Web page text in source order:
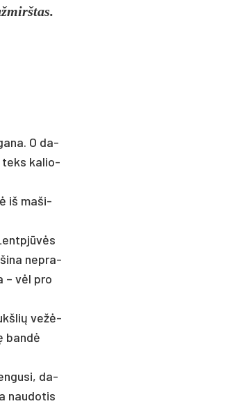
O da­
teks ka­lio­
iš ma­ši­
ne­pra­
– vėl pro
vežė­
bandė
da­
nau­do­tis